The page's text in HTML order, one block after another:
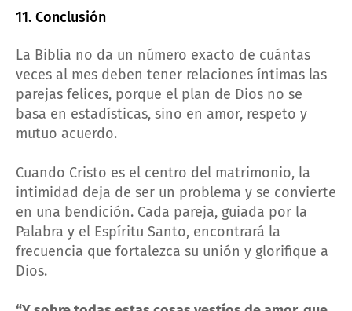
11. Conclusión
La Biblia no da un número exacto de cuántas
veces al mes deben tener relaciones íntimas las
parejas felices, porque el plan de Dios no se
basa en estadísticas, sino en amor, respeto y
mutuo acuerdo.
Cuando Cristo es el centro del matrimonio, la
intimidad deja de ser un problema y se convierte
en una bendición. Cada pareja, guiada por la
Palabra y el Espíritu Santo, encontrará la
frecuencia que fortalezca su unión y glorifique a
Dios.